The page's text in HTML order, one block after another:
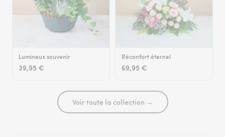
Lumineux souvenir
39,95 €
Réconfort éternel
69,95 €
Voir toute la collection →